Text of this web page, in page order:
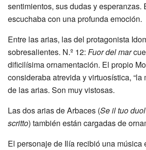
sentimientos, sus dudas y esperanzas.
escuchaba con una profunda emoción.
Entre las arias, las del protagonista
sobresalientes. N.º 12: Fuor del mar
dificilísima ornamentación. El propio
consideraba atrevida y virtuosística, “la
de las arias. Son muy vistosas.
Las dos arias de Arbaces (Se il tuo duol
scritto) también están cargadas de
El personaje de Ilía recibió una música